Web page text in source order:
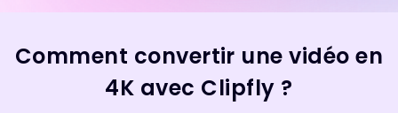
Comment convertir une vidéo en
4K avec Clipfly ?